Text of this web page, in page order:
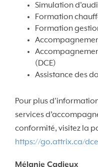
Simulation
Formation
Formation
(DCE)
Assistance des
Pour plus
services
conformité, visitez la
https://go.attrix.ca/
Mélanie Cadieux